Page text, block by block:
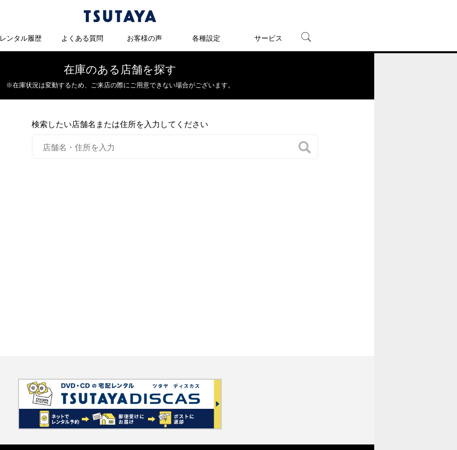
レンタル履歴 よくある質問 お客様の声 各種設定 サービス
在庫のある店舗を探す
※在庫状況は変動するため、 ご来店の際にご用意できない場合がございます。
検索したい店舗名または住所を入力してください